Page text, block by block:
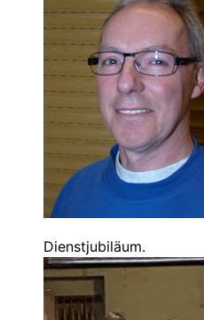
Dienstjubiläum.